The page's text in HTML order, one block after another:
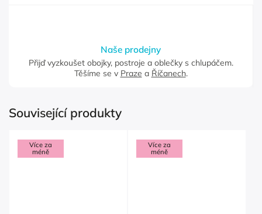
Naše prodejny
Přijď vyzkoušet obojky, postroje a oblečky s chlupáčem.
Těšíme se v Praze a Říčanech.
Související produkty
Více za
méně
Více za
méně